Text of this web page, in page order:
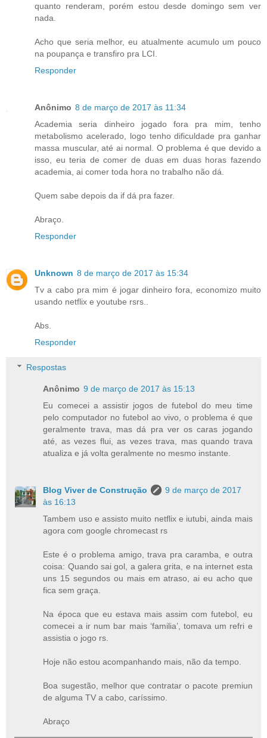
quanto renderam, porém estou desde domingo sem ver
nada.
Acho que seria melhor, eu atualmente acumulo um pouco
na poupança e transfiro pra LCI.
Responder
Anônimo 8 de março de 2017 às 11:34
Academia seria dinheiro jogado fora pra mim, tenho
metabolismo acelerado, logo tenho dificuldade pra ganhar
massa muscular, até ai normal. O problema é que devido a
isso, eu teria de comer de duas em duas horas fazendo
academia, ai comer toda hora no trabalho não dá.
Quem sabe depois da if dá pra fazer.
Abraço.
Responder
Unknown 8 de março de 2017 às 15:34
Tv a cabo pra mim é jogar dinheiro fora, economizo muito
usando netflix e youtube rsrs..
Abs.
Responder
Respostas
Anônimo 9 de março de 2017 às 15:13
Eu comecei a assistir jogos de futebol do meu time
pelo computador no futebol ao vivo, o problema é que
geralmente trava, mas dá pra ver os caras jogando
até, as vezes flui, as vezes trava, mas quando trava
atualiza e já volta geralmente no mesmo instante.
Blog Viver de Construção
9 de março de 2017
às 16:13
Tambem uso e assisto muito netflix e iutubi, ainda mais
agora com google chromecast rs
Este é o problema amigo, trava pra caramba, e outra
coisa: Quando sai gol, a galera grita, e na internet esta
uns 15 segundos ou mais em atraso, ai eu acho que
fica sem graça.
Na época que eu estava mais assim com futebol, eu
comecei a ir num bar mais ‘familia’, tomava um refri e
assistia o jogo rs.
Hoje não estou acompanhando mais, não da tempo.
Boa sugestão, melhor que contratar o pacote premiun
de alguma TV a cabo, caríssimo.
Abraço